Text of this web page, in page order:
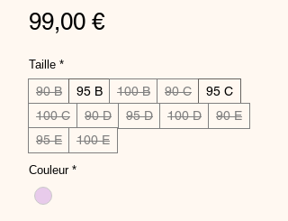
99,00 €Price
Taille *
90 B 95 B 100 B 90 C
95 C
100 C
90 D 95 D 100 D
90 E
95 E
100 E
Couleur *